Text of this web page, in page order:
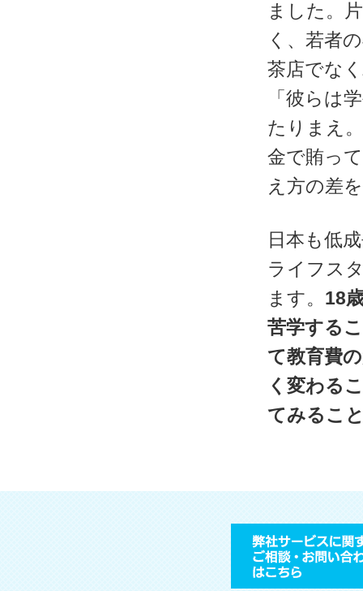
ました。
く、若者
茶店でな
「彼らは
たりまえ
金で賄っ
え方の差
日本も低
ライフス
ます。 18
苦学する
て教育費
く変わる
てみるこ